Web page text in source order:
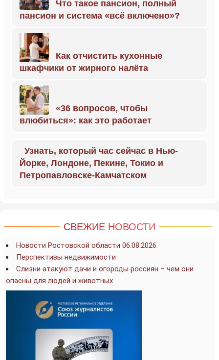
Что такое пансион, полный
пансион и система «всё включено»?
Как отчистить кухонные
шкафчики от жирного налёта
«36 вопросов, чтобы
влюбиться»: как это работает
Узнать, который час сейчас в Нью-
Йорке, Лондоне, Пекине, Токио и
Петропавловске-Камчатском
СВЕЖИЕ НОВОСТИ
Новости Ростовской области 06.08.2026
Перспективы недвижимости
Слизни атакуют дачи и огороды россиян – чем они
опасны для людей и животных